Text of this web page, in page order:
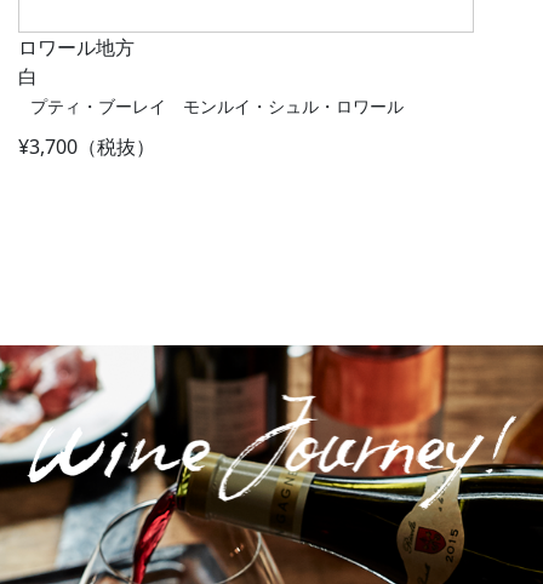
ロワール地方
白
プティ・ブーレイ モンルイ・シュル・ロワール
¥3,700（税抜）